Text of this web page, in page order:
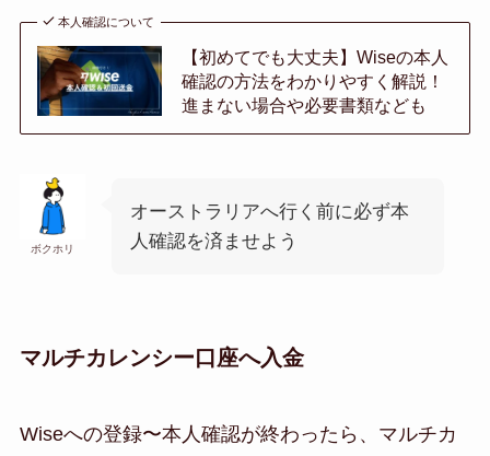
本人確認について
【初めてでも大丈夫】Wiseの本人
確認の方法をわかりやすく解説！
進まない場合や必要書類なども
ボクホリ
オーストラリアへ行く前に必ず本
人確認を済ませよう
マルチカレンシー口座へ入金
Wiseへの登録〜本人確認が終わったら、マルチカ